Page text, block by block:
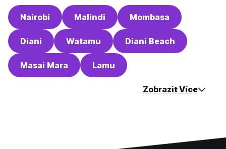
Nairobi Malindi Mombasa
Diani Watamu Diani Beach
Masai Mara Lamu
Zobrazit Více